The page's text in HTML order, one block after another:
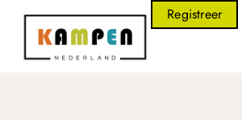
Registreer